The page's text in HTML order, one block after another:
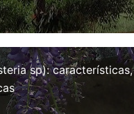
sp): características,